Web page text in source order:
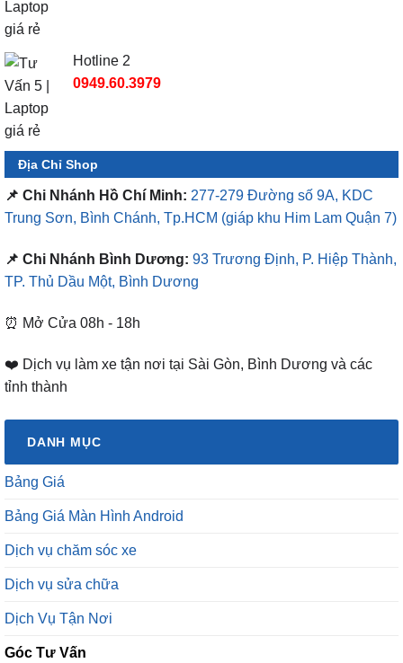
Hotline 2
0949.60.3979
Địa Chỉ Shop
📌 Chi Nhánh Hồ Chí Minh: 277-279 Đường số 9A, KDC
Trung Sơn, Bình Chánh, Tp.HCM (giáp khu Him Lam Quận 7)
📌 Chi Nhánh Bình Dương: 93 Trương Định, P. Hiệp Thành,
TP. Thủ Dầu Một, Bình Dương
⏰ Mở Cửa 08h - 18h
❤️ Dịch vụ làm xe tận nơi tại Sài Gòn, Bình Dương và các
tỉnh thành
DANH MỤC
Bảng Giá
Bảng Giá Màn Hình Android
Dịch vụ chăm sóc xe
Dịch vụ sửa chữa
Dịch Vụ Tận Nơi
Góc Tư Vấn